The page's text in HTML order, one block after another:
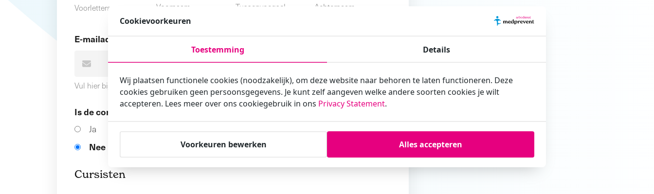
Voorletters Voornaam Tussenvoegsel Achternaam
E-mailadres
Vul hier bij voorkeur het e-mailadres in waarmee je zakelijk/administratief correspondeert
Is de contactpersoon ook een cursist?
Ja
Nee
Cursisten
Cookievoorkeuren
Toestemming Details
Wij plaatsen functionele cookies (noodzakelijk), om deze website naar behoren te laten functioneren. Deze
cookies gebruiken geen persoonsgegevens. Je kunt zelf aangeven welke andere soorten cookies je wilt
accepteren. Lees meer over ons cookiegebruik in ons Privacy Statement.
Voorkeuren bewerken Alles accepteren